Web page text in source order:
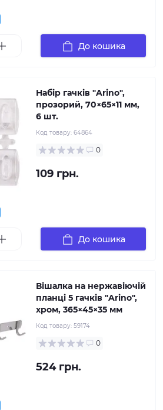
До кошика
Набір гачків "Arino",
прозорий, 70×65×11 мм,
6 шт.
Код товару: 64864
0
109 грн.
До кошика
Вішалка на нержавіючій
планці 5 гачків "Arino",
хром, 365×45×35 мм
Код товару: 59174
0
524 грн.